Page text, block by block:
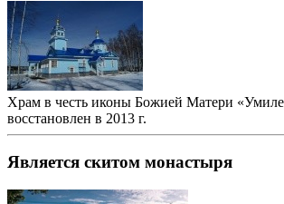
Храм в честь иконы Божией Матери
восстановлен в 2013 г.
Является скитом монастыря